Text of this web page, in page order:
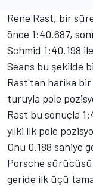
Rene Rast, bir
önce 1:40.687,
Schmid 1:40.198
Seans bu şekilde
Rast'tan harika
turuyla pole
Rast bu sonuçla
yılki ilk pole
Onu 0.188 saniye
Porsche
geride ilk üçü